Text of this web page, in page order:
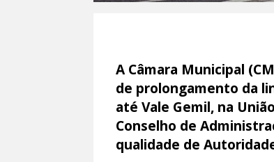
A Câmara Municipal
de prolongamento da
até Vale Gemil, na
Conselho de
qualidade de